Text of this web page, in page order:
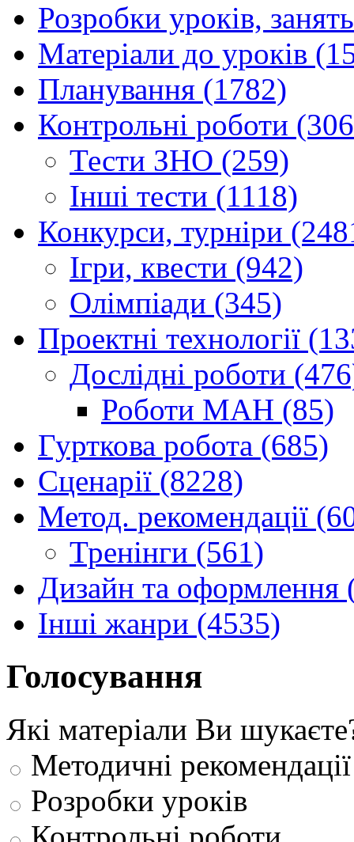
Розробки уроків,
Матеріали до уроків
Планування (1782)
Контрольні роботи
Тести ЗНО (259)
Інші тести (1118)
Конкурси, турніри
Ігри, квести (942)
Олімпіади (345)
Проектні технології
Дослідні роботи
Роботи МАН (85)
Гурткова робота (685)
Сценарії (8228)
Метод. рекомендації
Тренінги (561)
Дизайн та оформлення
Інші жанри (4535)
Голосування
Які матеріали Ви
Методичні рекомендації
Розробки уроків